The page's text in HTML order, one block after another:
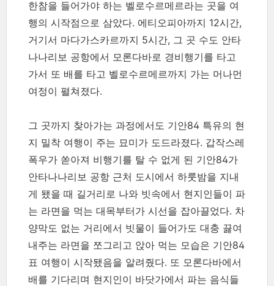
한참을 들어가야 하는 벨로수르메르라는 곳을 여
행의 시작점으로 삼았다. 에티오피아까지 12시간,
거기서 마다가스카르까지 5시간, 그 곳 수도 안타
나나리보 공항에서 모론다바로 경비행기를 타고
가서 또 배를 타고 벨로수르메르까지 가는 머나먼
여정이 펼쳐졌다.
그 곳까지 찾아가는 과정에서도 기안84 특유의 현
지 밀착 여행이 주는 묘미가 도드라졌다. 갑작스레
폭우가 쏟아져 비행기를 탈 수 없게 된 기안84가
안타나나리보 공항 근처 도시에서 하룻밤을 지내
게 됐을 때 길거리로 나와 빗속에서 현지인들이 파
는 라면을 먹는 대목부터가 시선을 잡아끌었다. 차
양막도 없는 거리에서 빗물이 들어가도 대충 끓여
내주는 라면을 쪼그리고 앉아 먹는 모습은 기안84
표 여행이 시작됐음을 알려줬다. 또 모론다바에서
배를 기다리며 현지인이 바닷가에서 파는 음식들